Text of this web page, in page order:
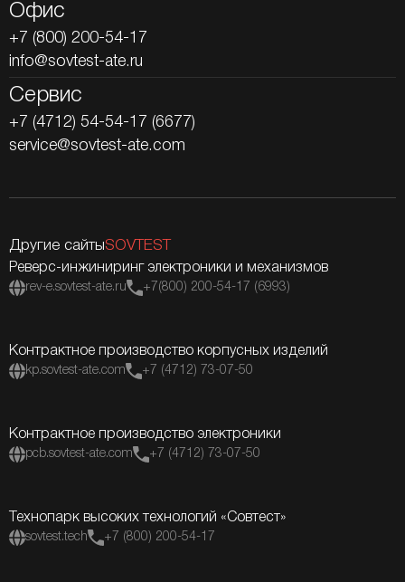
Офис
+7 (800) 200-54-17
info@sovtest-ate.ru
Сервис
+7 (4712) 54-54-17 (6677)
service@sovtest-ate.com
Другие сайтыSOVTEST
Реверс-инжиниринг электроники и механизмов
rev-e.sovtest-ate.ru +7(800) 200-54-17 (6993)
Контрактное производство корпусных изделий
kp.sovtest-ate.com +7 (4712) 73-07-50
Контрактное производство электроники
pcb.sovtest-ate.com +7 (4712) 73-07-50
Технопарк высоких технологий «Совтест»
sovtest.tech +7 (800) 200-54-17